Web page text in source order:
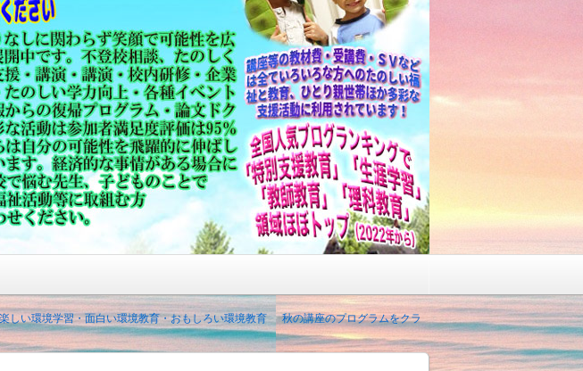
ディア,教育をたのし
を沖縄から世界へ,設
向上,たのしい学力,自
しい環境学習・面白い環境教育・おもしろい環境教育
秋の講座のプログラムをクラ